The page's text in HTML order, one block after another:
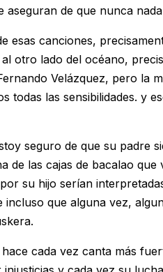
de que nunca
esas canciones,
otro lado del océano,
Velázquez, pero la
todas las sensibilidades. y
seguro de que su padre
de las cajas de bacalao
su hijo serían
que alguna vez,
cada vez canta más